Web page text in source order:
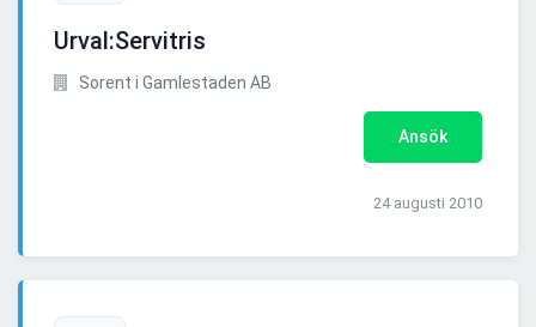
Urval:Servitris
Sorent i Gamlestaden AB
Ansök
24 augusti 2010